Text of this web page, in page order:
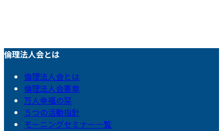
倫理法人会とは
倫理法人会とは
倫理法人会憲章
万人幸福の栞
５つの活動指針
モーニングセミナー一覧